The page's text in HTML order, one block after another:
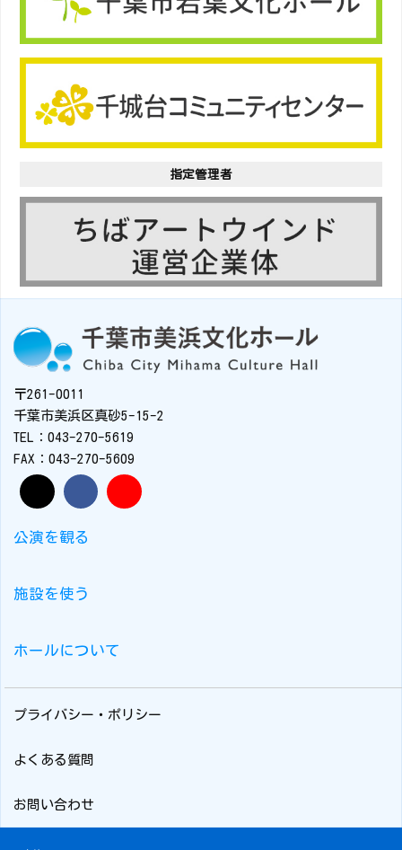
指定管理者
〒261-0011
千葉市美浜区真砂5-15-2
TEL：043-270-5619
FAX：043-270-5609
公演を観る
施設を使う
ホールについて
プライバシー・ポリシー
よくある質問
お問い合わせ